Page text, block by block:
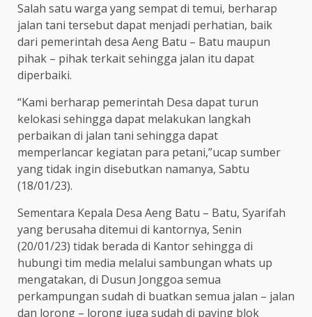
Salah satu warga yang sempat di temui, berharap
jalan tani tersebut dapat menjadi perhatian, baik
dari pemerintah desa Aeng Batu – Batu maupun
pihak – pihak terkait sehingga jalan itu dapat
diperbaiki.
“Kami berharap pemerintah Desa dapat turun
kelokasi sehingga dapat melakukan langkah
perbaikan di jalan tani sehingga dapat
memperlancar kegiatan para petani,”ucap sumber
yang tidak ingin disebutkan namanya, Sabtu
(18/01/23).
Sementara Kepala Desa Aeng Batu – Batu, Syarifah
yang berusaha ditemui di kantornya, Senin
(20/01/23) tidak berada di Kantor sehingga di
hubungi tim media melalui sambungan whats up
mengatakan, di Dusun Jonggoa semua
perkampungan sudah di buatkan semua jalan – jalan
dan lorong – lorong juga sudah di paving blok